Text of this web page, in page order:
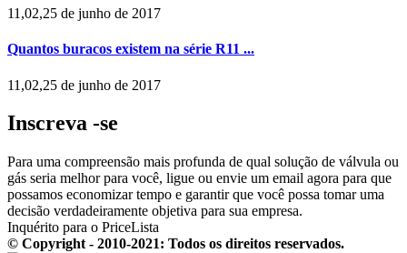
11,02,25 de junho de 2017
Quantos buracos existem na série R11 ...
11,02,25 de junho de 2017
Inscreva -se
Para uma compreensão mais profunda de qual solução de válvula ou
gás seria melhor para você, ligue ou envie um email agora para que
possamos economizar tempo e garantir que você possa tomar uma
decisão verdadeiramente objetiva para sua empresa.
Inquérito para o PriceLista
© Copyright - 2010-2021: Todos os direitos reservados.